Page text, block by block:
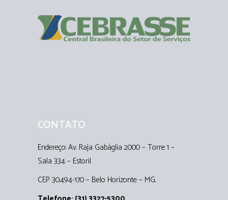
CONTATO
Endereço: Av. Raja Gabáglia 2000 – Torre 1 –
Sala 334 – Estoril
CEP 30.494-170 – Belo Horizonte – MG.